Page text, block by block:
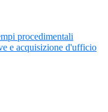
procedimentali
e acquisizione d'ufficio